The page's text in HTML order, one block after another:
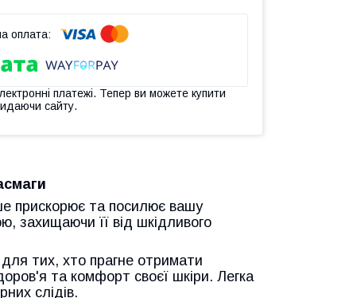
платежі. Тепер ви можете купити
сайту.
прискорює та посилює вашу
захищаючи її від шкідливого
тих, хто прагне отримати
та комфорт своєї шкіри. Легка
слідів.